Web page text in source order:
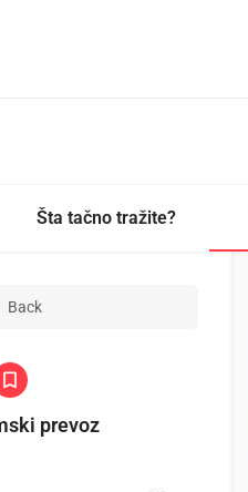
Šta tačno tražite?
Back
prevoz